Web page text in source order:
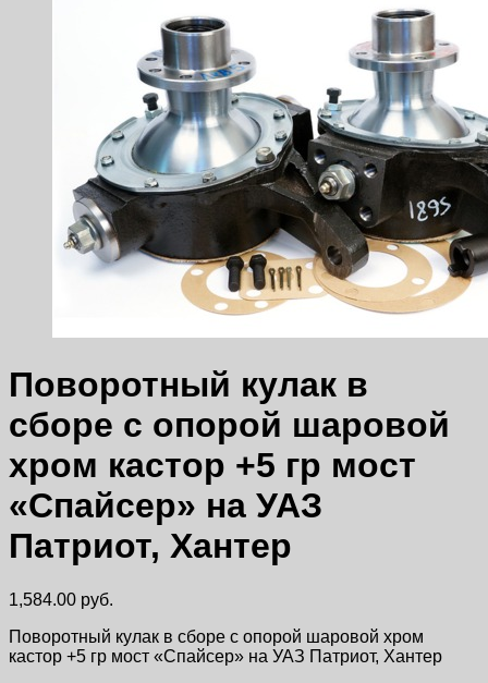
Поворотный кулак в
сборе с опорой шаровой
хром кастор +5 гр мост
«Спайсер» на УАЗ
Патриот, Хантер
1,584.00 руб.
Поворотный кулак в сборе с опорой шаровой хром
кастор +5 гр мост «Спайсер» на УАЗ Патриот, Хантер